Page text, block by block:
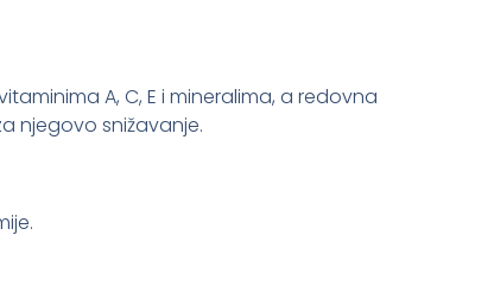
A, C, E i mineralima, a redovna
njegovo snižavanje.